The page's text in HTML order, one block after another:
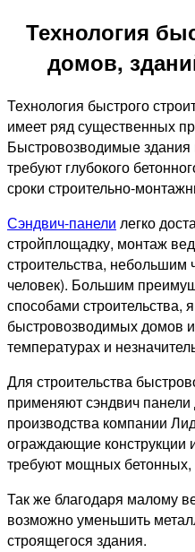
Технология
домов,
Технология быстрого
имеет ряд существенных
Быстровозводимые здания
требуют глубокого
сроки строительно-
Сэндвич-панели легко
стройплощадку, монтаж
строительства,
человек). Большим
способами строительства,
быстровозводимых домов
температурах и
Для строительства
применяют сэндвич панели
производства компании
ограждающие
требуют мощных
Так же благодаря малому
возможно уменьшить
строящегося здания.